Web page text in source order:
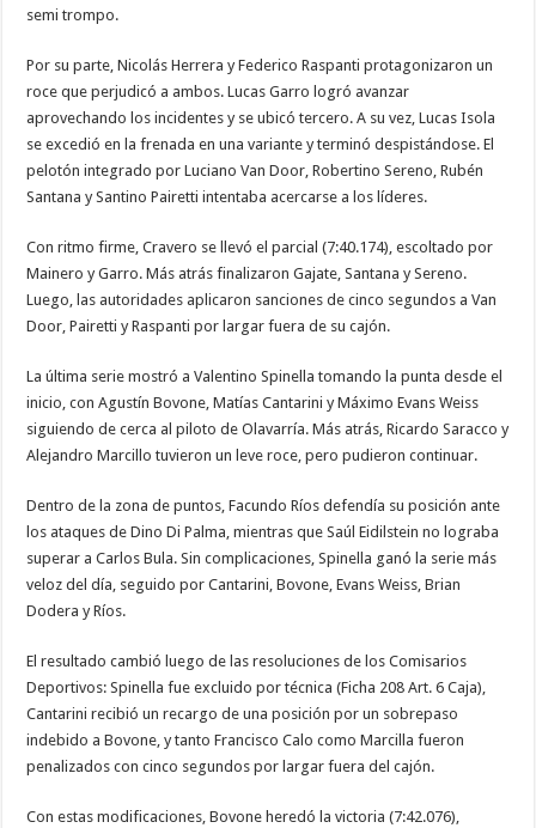
semi trompo.
Por su parte, Nicolás Herrera y Federico Raspanti protagonizaron un
roce que perjudicó a ambos. Lucas Garro logró avanzar
aprovechando los incidentes y se ubicó tercero. A su vez, Lucas Isola
se excedió en la frenada en una variante y terminó despistándose. El
pelotón integrado por Luciano Van Door, Robertino Sereno, Rubén
Santana y Santino Pairetti intentaba acercarse a los líderes.
Con ritmo firme, Cravero se llevó el parcial (7:40.174), escoltado por
Mainero y Garro. Más atrás finalizaron Gajate, Santana y Sereno.
Luego, las autoridades aplicaron sanciones de cinco segundos a Van
Door, Pairetti y Raspanti por largar fuera de su cajón.
La última serie mostró a Valentino Spinella tomando la punta desde el
inicio, con Agustín Bovone, Matías Cantarini y Máximo Evans Weiss
siguiendo de cerca al piloto de Olavarría. Más atrás, Ricardo Saracco y
Alejandro Marcillo tuvieron un leve roce, pero pudieron continuar.
Dentro de la zona de puntos, Facundo Ríos defendía su posición ante
los ataques de Dino Di Palma, mientras que Saúl Eidilstein no lograba
superar a Carlos Bula. Sin complicaciones, Spinella ganó la serie más
veloz del día, seguido por Cantarini, Bovone, Evans Weiss, Brian
Dodera y Ríos.
El resultado cambió luego de las resoluciones de los Comisarios
Deportivos: Spinella fue excluido por técnica (Ficha 208 Art. 6 Caja),
Cantarini recibió un recargo de una posición por un sobrepaso
indebido a Bovone, y tanto Francisco Calo como Marcilla fueron
penalizados con cinco segundos por largar fuera del cajón.
Con estas modificaciones, Bovone heredó la victoria (7:42.076),